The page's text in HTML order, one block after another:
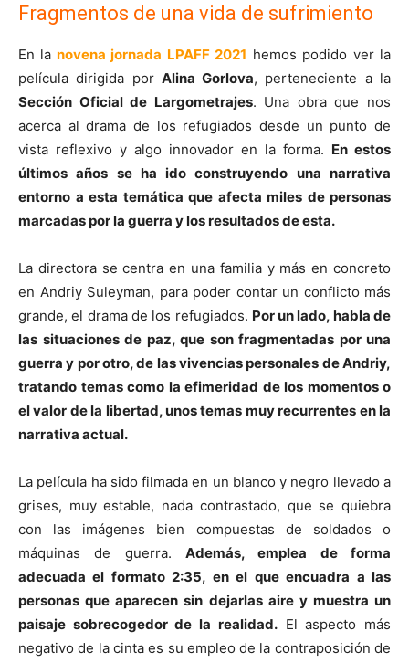
Fragmentos de una vida de sufrimiento
En la novena jornada LPAFF 2021 hemos podido ver la
película dirigida por Alina Gorlova, perteneciente a la
Sección Oficial de Largometrajes. Una obra que nos
acerca al drama de los refugiados desde un punto de
vista reflexivo y algo innovador en la forma. En estos
últimos años se ha ido construyendo una narrativa
entorno a esta temática que afecta miles de personas
marcadas por la guerra y los resultados de esta.
La directora se centra en una familia y más en concreto
en Andriy Suleyman, para poder contar un conflicto más
grande, el drama de los refugiados. Por un lado, habla de
las situaciones de paz, que son fragmentadas por una
guerra y por otro, de las vivencias personales de Andriy,
tratando temas como la efimeridad de los momentos o
el valor de la libertad, unos temas muy recurrentes en la
narrativa actual.
La película ha sido filmada en un blanco y negro llevado a
grises, muy estable, nada contrastado, que se quiebra
con las imágenes bien compuestas de soldados o
máquinas de guerra. Además, emplea de forma
adecuada el formato 2:35, en el que encuadra a las
personas que aparecen sin dejarlas aire y muestra un
paisaje sobrecogedor de la realidad.El aspecto más
negativo de la cinta es su empleo de la contraposición de